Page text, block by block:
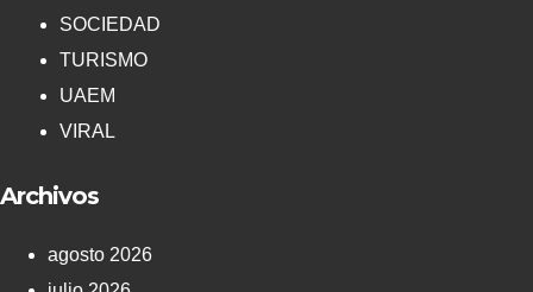
SOCIEDAD
TURISMO
UAEM
VIRAL
Archivos
agosto 2026